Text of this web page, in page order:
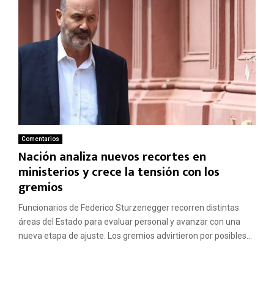
Comentarios
Nación analiza nuevos recortes en
ministerios y crece la tensión con los
gremios
Funcionarios de Federico Sturzenegger recorren distintas
áreas del Estado para evaluar personal y avanzar con una
nueva etapa de ajuste. Los gremios advirtieron por posibles...